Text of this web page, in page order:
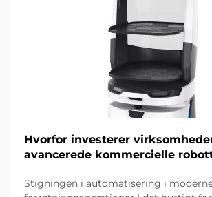
Hvorfor investerer
avancerede kommercielle
Stigningen i automatisering i